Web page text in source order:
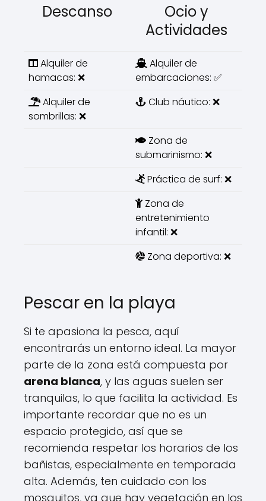
Descanso
Ocio y
Actividades
Alquiler de
hamacas: ❌
Alquiler de
embarcaciones: ✅
Alquiler de
sombrillas: ❌
Club náutico: ❌
Zona de
submarinismo: ❌
Práctica de surf: ❌
Zona de
entretenimiento
infantil: ❌
Zona deportiva: ❌
Pescar en la playa
Si te apasiona la pesca, aquí
encontrarás un entorno ideal. La mayor
parte de la zona está compuesta por
arena blanca, y las aguas suelen ser
tranquilas, lo que facilita la actividad. Es
importante recordar que no es un
espacio protegido, así que se
recomienda respetar los horarios de los
bañistas, especialmente en temporada
alta. Además, ten cuidado con los
mosquitos, ya que hay vegetación en los